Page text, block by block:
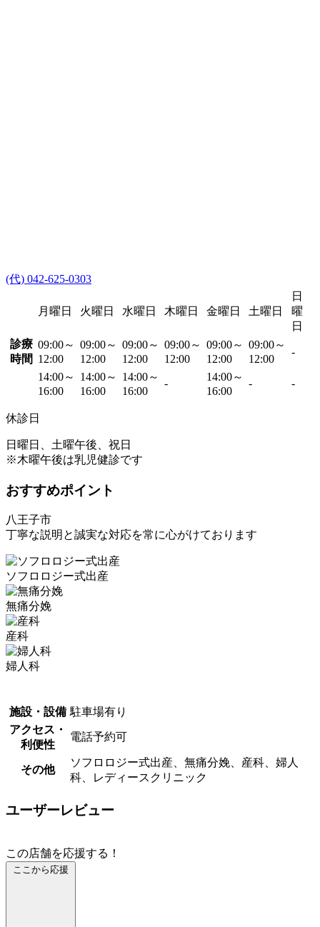
(代) 042-625-0303
月曜日 火曜日 水曜日 木曜日 金曜日 土曜日
日
曜
日
診療
時間
09:00～
12:00
09:00～
12:00
09:00～
12:00
09:00～
12:00
09:00～
12:00
09:00～
12:00
-
14:00～
16:00
14:00～
16:00
14:00～
16:00
-
14:00～
16:00
- -
休診日
日曜日、土曜午後、祝日
※木曜午後は乳児健診です
おすすめポイント
八王子市
丁寧な説明と誠実な対応を常に心がけております
ソフロロジー式出産
無痛分娩
産科
婦人科
施設・設備 駐車場有り
アクセス・
利便性
電話予約可
その他
ソフロロジー式出産、無痛分娩、産科、婦人
科、レディースクリニック
ユーザーレビュー
この店舗を応援する！
ここから応援